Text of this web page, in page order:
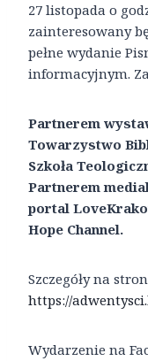
27 listopada o
zainteresowany
pełne wydanie
informacyjnym.
Partnerem
Towarzystwo
Szkoła
Partnerem
portal
Hope Channel.
Szczegóły na
https://
Wydarzenie na